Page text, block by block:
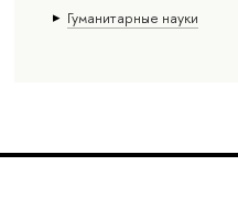
Гуманитарные науки